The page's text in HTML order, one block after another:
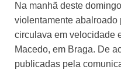
Na manhã deste
violentamente abalroado
circulava em velocidade
Macedo, em Braga. De
publicadas pela